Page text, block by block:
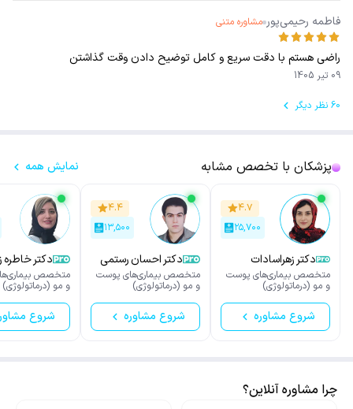
فاطمه رحیمی‌پور مشاوره متنی
راضی هستم با دقت سریع و کامل توضیح دادن وقت گذاشتن
09 تیر 1405
60 نظر دیگر
پزشکان با تخصص مشابه نمایش همه
۴.۷
۲۵,۷۰۰
دکتر زهراسادات
سیدحسینی
متخصص بیماری‌های پوست
و مو (درماتولوژی)
شروع مشاوره
۴.۴
۱۳,۵۰۰
دکتر احسان رستمی
متخصص بیماری‌های پوست
و مو (درماتولوژی)
شروع مشاوره
دکتر خاطره
متخصص
و مو (درماتولوژی)
شروع
چرا مشاوره آنلاین؟